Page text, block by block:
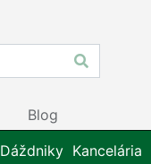
Blog
Dáždniky Kancelária